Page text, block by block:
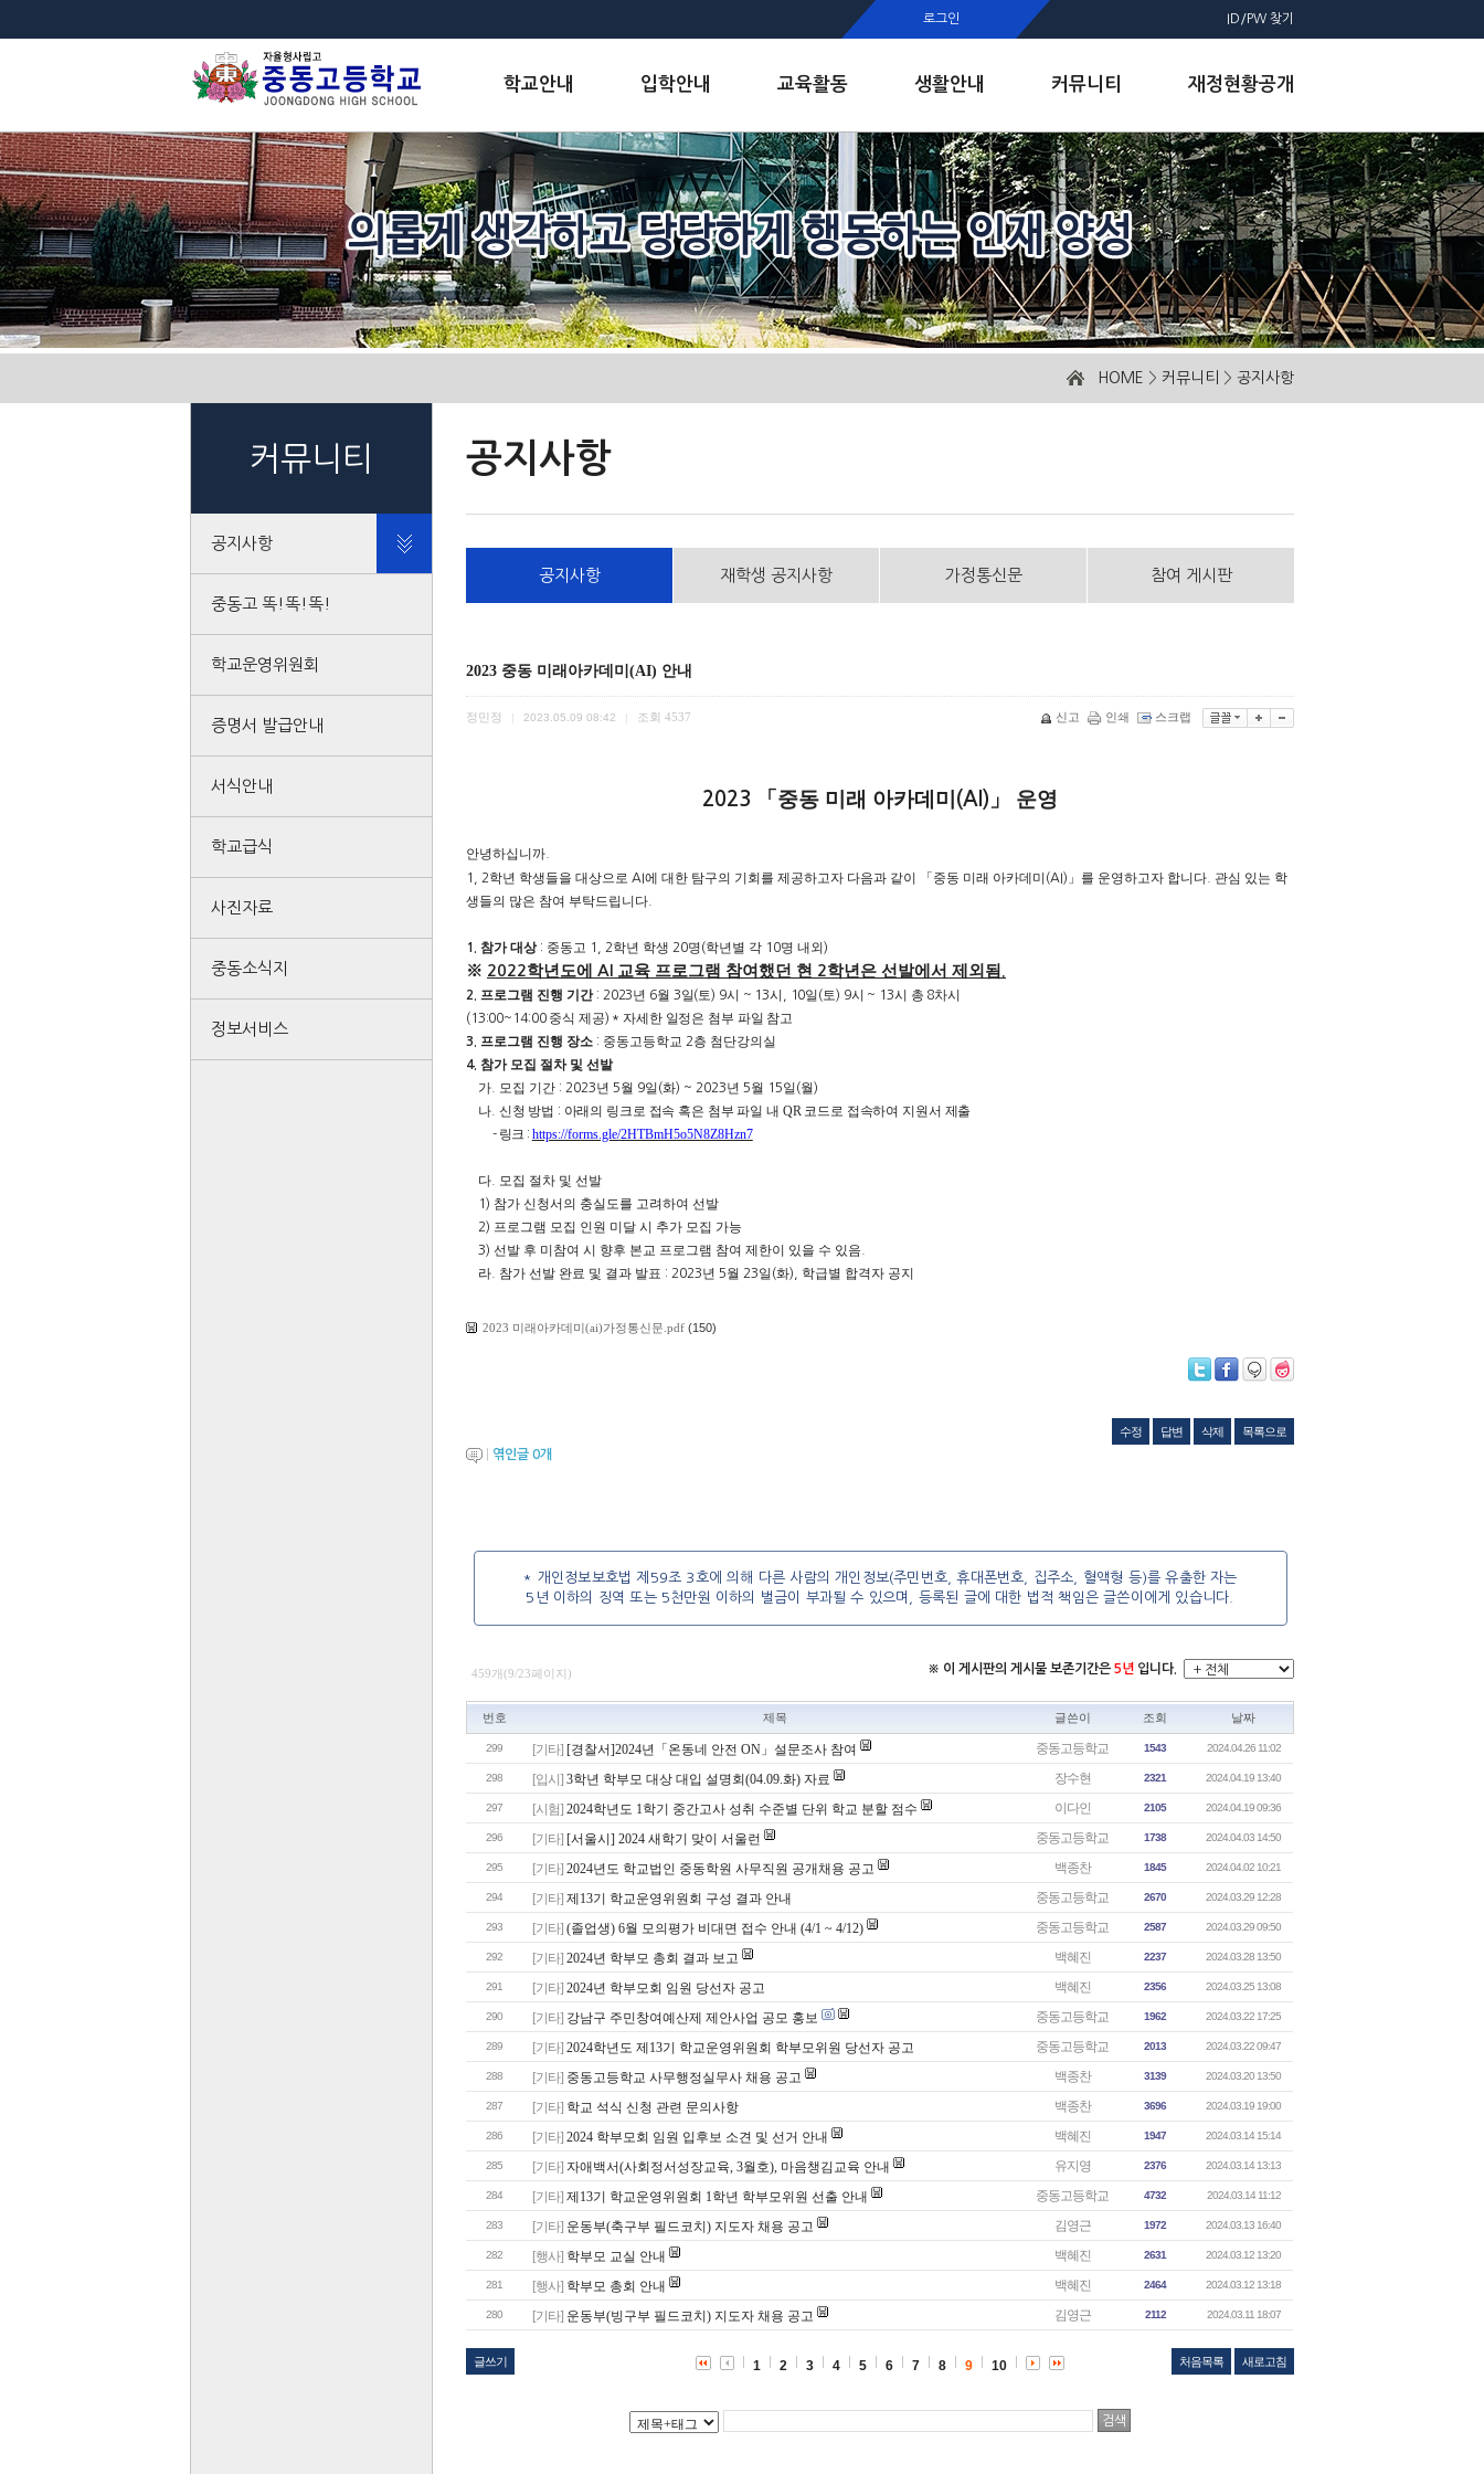
로그인 ID/PW 찾기
학교안내 입학안내 교육활동 생활안내 커뮤니티 재정현황공개
HOME > 커뮤니티 > 공지사항
커뮤니티
공지사항
중동고 똑!똑!똑!
학교운영위원회
증명서 발급안내
서식안내
학교급식
사진자료
중동소식지
정보서비스
공지사항
공지사항 재학생 공지사항 가정통신문 참여 게시판
2023 중동 미래아카데미(AI) 안내
정민정 2023.05.09 08:42 조회 4537 신고 인쇄 스크랩
2023 「 중동 미래 아카데미 (AI) 」 운영
안녕하십니까
1, 2학년 학생들을 대상으로 AI에 대한 탐구의 기회를 제공하고자 다음과 같이 「 중동 미래 아카데미 (AI) 」 를 운영하고자 합니다 관심 있는 학
생들의 많은 참여 부탁드립니다
1. 참가 대상 : 중동고 1, 2학년 학생 20명(학년별 각 10명 내외 )
※ 2022학년도에 AI 교육 프로그램 참여했던 현 2학년은 선발에서 제외됨
2. 프로그램 진행 기간 : 2023년 6월 3일(토) 9시 ~ 13시 , 10일 (토) 9시 ~ 13시 총 8차시
(13:00~14:00 중식 제공) * 자세한 일정은 첨부 파일 참고
3. 프로그램 진행 장소 : 중동고등학교 2층 첨단강의실
4. 참가 모집 절차 및 선발
가 모집 기간 : 2023년5월 9일 (화) ~ 2023년5월 15일 (월 )
나. 신청 방법 : 아래의 링크로 접속 혹은 첨부 파일 내 QR 코드로 접속하여 지원서 제출
- 링크 : https://forms.gle/2HTBmH5o5N8Z8Hzn7
다 모집 절차 및 선발
1) 참가 신청서의 충실도를 고려하여 선발
2) 프로그램 모집 인원 미달 시 추가 모집 가능
3)선발 후 미참여 시 향후 본교 프로그램 참여 제한이 있을 수 있음
라 참가 선발 완료 및 결과 발표 : 2023년5월23일 (화), 학급별 합격자 공지
2023 미래아카데미(ai)가정통신문.pdf (150)
수정 답변 삭제
목록으로
엮인글 0개
* 개인정보보호법 제59조 3호에 의해 다른 사람의 개인정보(주민번호, 휴대폰번호, 집주소, 혈액형 등)를 유출한 자는
5년 이하의 징역 또는 5천만원 이하의 벌금이 부과될 수 있으며, 등록된 글에 대한 법적 책임은 글쓴이에게 있습니다.
459개(9/23페이지) ※ 이 게시판의 게시물 보존기간은 5년 입니다.
번호 제목 글쓴이 조회 날짜
299 [기타] [경찰서]2024년「온동네 안전 ON」설문조사 참여 중동고등학교 1543 2024.04.26 11:02
298 [입시] 3학년 학부모 대상 대입 설명회(04.09.화) 자료 장수현 2321 2024.04.19 13:40
297 [시험] 2024학년도 1학기 중간고사 성취 수준별 단위 학교 분할 점수 이다인 2105 2024.04.19 09:36
296 [기타] [서울시] 2024 새학기 맞이 서울런 중동고등학교 1738 2024.04.03 14:50
295 [기타] 2024년도 학교법인 중동학원 사무직원 공개채용 공고 백종찬 1845 2024.04.02 10:21
294 [기타] 제13기 학교운영위원회 구성 결과 안내 중동고등학교 2670 2024.03.29 12:28
293 [기타] (졸업생) 6월 모의평가 비대면 접수 안내 (4/1 ~ 4/12) 중동고등학교 2587 2024.03.29 09:50
292 [기타] 2024년 학부모 총회 결과 보고 백혜진 2237 2024.03.28 13:50
291 [기타] 2024년 학부모회 임원 당선자 공고 백혜진 2356 2024.03.25 13:08
290 [기타] 강남구 주민창여예산제 제안사업 공모 홍보 중동고등학교 1962 2024.03.22 17:25
289 [기타] 2024학년도 제13기 학교운영위원회 학부모위원 당선자 공고 중동고등학교 2013 2024.03.22 09:47
288 [기타] 중동고등학교 사무행정실무사 채용 공고 백종찬 3139 2024.03.20 13:50
287 [기타] 학교 석식 신청 관련 문의사항 백종찬 3696 2024.03.19 19:00
286 [기타] 2024 학부모회 임원 입후보 소견 및 선거 안내 백혜진 1947 2024.03.14 15:14
285 [기타] 자애백서(사회정서성장교육, 3월호), 마음챙김교육 안내 유지영 2376 2024.03.14 13:13
284 [기타] 제13기 학교운영위원회 1학년 학부모위원 선출 안내 중동고등학교 4732 2024.03.14 11:12
283 [기타] 운동부(축구부 필드코치) 지도자 채용 공고 김영근 1972 2024.03.13 16:40
282 [행사] 학부모 교실 안내 백혜진 2631 2024.03.12 13:20
281 [행사] 학부모 총회 안내 백혜진 2464 2024.03.12 13:18
280 [기타] 운동부(빙구부 필드코치) 지도자 채용 공고 김영근 2112 2024.03.11 18:07
글쓰기 처음목록 새로고침
1 2 3 4 5 6 7 8 9 10